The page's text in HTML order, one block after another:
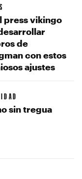
press vikingo
de
con estos
ajustes
sin tregua